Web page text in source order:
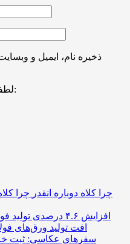
ذخیره نام، ایمیل و
لطفا پاسخ را به عدد انگلیسی وارد کنید:
چرا کلاه دوباره انقدر
افت تولید ورق‌های